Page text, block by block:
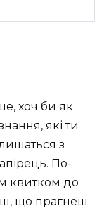
хоч би як
які ти
з
По-
квитком до
що прагнеш